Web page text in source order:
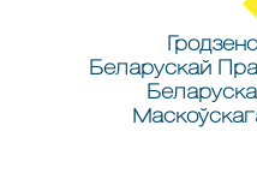
Беларускай